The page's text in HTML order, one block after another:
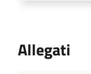
Allegati